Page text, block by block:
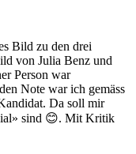
Bild zu den drei
von Julia Benz und
Person war
Note war ich gemäss
Da soll mir
sind 😊. Mit Kritik